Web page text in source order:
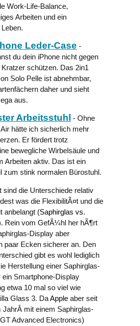
Work-Life-Balance,
Arbeiten und ein
Leder-Case -
du dein iPhone nicht gegen
schützen. Das 2in1
Solo Pelle ist abnehmbar,
daher und sieht
aus.
Arbeitsstuhl - Ohne
hätte ich sicherlich mehr
Er fördert trotz
bewegliche Wirbelsäule und
Arbeiten aktiv. Das ist ein
zum stink normalen Bürostuhl.
sind die Unterschiede relativ
was die FlexibilitÃ¤t und die
anbelangt (Saphirglas vs.
Rein vom GefÃ¼hl her hÃ¶rt
Display aber
paar Ecken sicherer an. Den
gibt es wohl lediglich
Herstellung einer Saphirglas-
Smartphone-Display
etwa 10 mal so viel wie
Glass 3. DaApple aber seit
JahrÂ mit einem Saphirglas-
Advanced Electronics)